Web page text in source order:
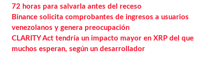
72 horas para salvarla antes del receso
Binance solicita comprobantes de ingresos a usuarios
venezolanos y genera preocupación
CLARITY Act tendría un impacto mayor en XRP del que
muchos esperan, según un desarrollador